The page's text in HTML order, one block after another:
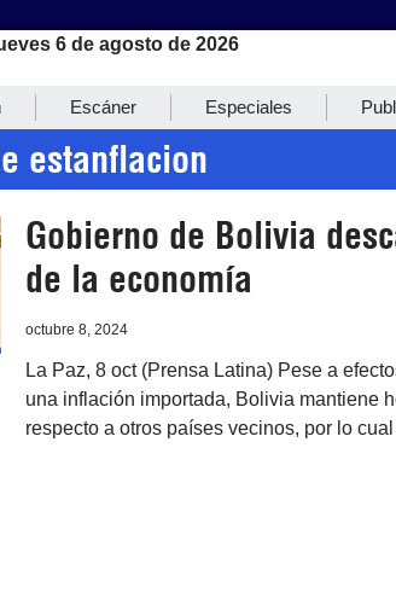
6 de agosto de 2026
Escáner Especiales
estanflacion
Gobierno de Bolivia
de la economía
octubre 8, 2024
La Paz, 8 oct (Prensa Latina) Pese a
una inflación importada, Bolivia mantiene
respecto a otros países vecinos, por lo